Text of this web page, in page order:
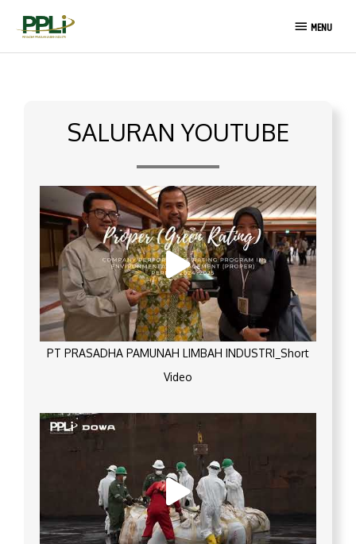
MENU
MENU
SALURAN YOUTUBE
PT PRASADHA PAMUNAH LIMBAH INDUSTRI_Short
Video